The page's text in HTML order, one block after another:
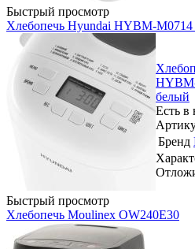
Быстрый просмотр
Хлебопечь Hyundai HYBM-
Быстрый просмотр
белый
Есть в
Бренд
Хлебопечь Moulinex OW240E30